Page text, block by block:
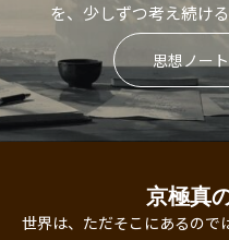
を、少しずつ考え続け
思想ノー
京極真
世界は、ただそこにあるので